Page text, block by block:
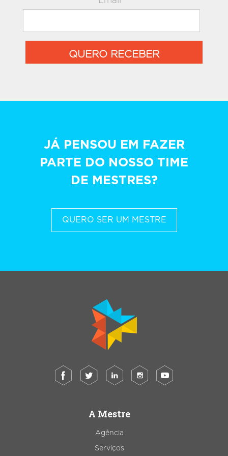
QUERO RECEBER
JÁ PENSOU EM FAZER
PARTE DO NOSSO TIME
DE MESTRES?
QUERO SER UM MESTRE
A Mestre
Agência
Serviços